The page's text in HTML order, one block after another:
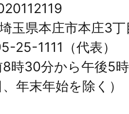
県本庄市本庄3丁
25-1111（代表）
時30分から午後5
年末年始を除く）